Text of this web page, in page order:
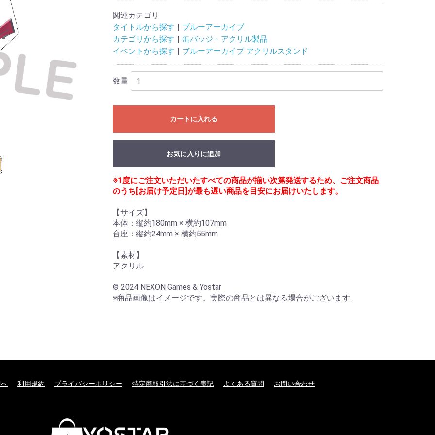
関連カテゴリ
タイトルから探す
ブルーアーカイブ
カテゴリから探す
缶バッジ・アクリル製品
イベントから探す
ブルーアーカイブ アクリルスタンド
数量
カートに入れる
お気に入りに追加
※1度にご注文いただいたすべての商品が揃い次第発送するため、ご注文商品
のうち[お届け予定日]が最も遅い商品を目安にお届けいたします。
【サイズ】
本体：縦約180mm × 横約107mm
台座：縦約24mm × 横約55mm
【素材】
アクリル
© 2024 NEXON Games & Yostar
※商品画像はイメージです。実際の商品とは異なる場合がございます。
利用規約 プライバシーポリシー 特定商取引法に基づく表記 よくある質問 お問い合わせ